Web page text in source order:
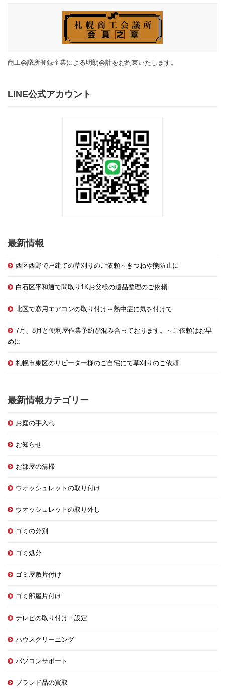
商工会議所登録企業による明朗会計をお約束いたします。
LINE公式アカウント
最新情報
西区西野で戸建ての草刈りのご依頼～きつねや熊防止に
白石区平和通で間取り1Kお父様の遺品整理のご依頼
北区で窓用エアコンの取り付け～熱中症に気を付けて
7月、8月と便利屋作業予約が混み合っております。～ご依頼はお早
めに
札幌市東区のリピーター様のご自宅にて草刈りのご依頼
最新情報カテゴリー
お庭の手入れ
お知らせ
お部屋の清掃
ウオッシュレットの取り付け
ウオッシュレットの取り外し
ゴミの分別
ゴミ処分
ゴミ屋敷片付け
ゴミ部屋片付け
テレビの取り付け・設定
ハウスクリーニング
パソコンサポート
ブランド品の買取